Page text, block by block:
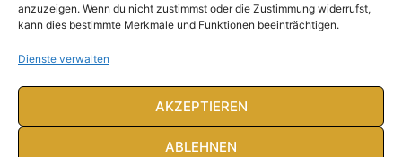
anzuzeigen. Wenn du nicht zustimmst oder die Zustimmung widerrufst,
kann dies bestimmte Merkmale und Funktionen beeinträchtigen.
Dienste verwalten
AKZEPTIEREN
ABLEHNEN
Ausgaben
Abonnieren
Ausland
Feuilleton
Impressum
Datenschutzerklärung